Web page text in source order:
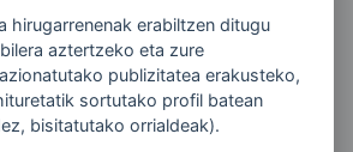
1, 20018 Donostia-San Sebastian,
hirugarrenenak erabiltzen ditugu
aztertzeko eta zure
publizitatea erakusteko,
sortutako profil batean
bisitatutako orrialdeak).